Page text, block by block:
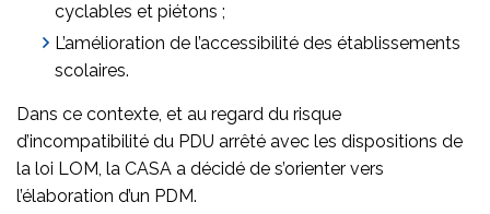
cyclables et piétons ;
L’amélioration de l’accessibilité des établissements
scolaires.
Dans ce contexte, et au regard du risque
d’incompatibilité du PDU arrêté avec les dispositions de
la loi LOM, la CASA a décidé de s’orienter vers
l’élaboration d’un PDM.